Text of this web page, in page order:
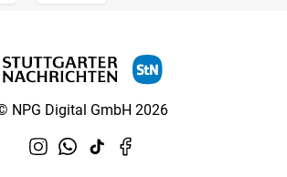
NPG Digital GmbH 2026